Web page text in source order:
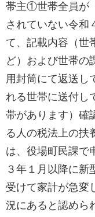
帯主①世帯全員が
されていない令和
て、記載内容（世
ど）および世帯の
用封筒にて返送し
れる世帯に送付し
帯があります）確
る人の税法上の扶
は、役場町民課で
３年１月以降に新
受けて家計が急変
況にあると認めら